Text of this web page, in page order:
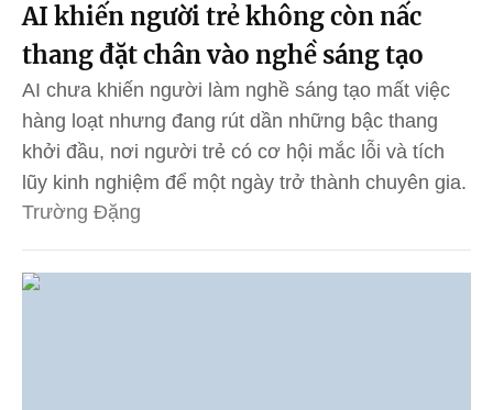
AI khiến người trẻ không còn nấc
thang đặt chân vào nghề sáng tạo
AI chưa khiến người làm nghề sáng tạo mất việc
hàng loạt nhưng đang rút dần những bậc thang
khởi đầu, nơi người trẻ có cơ hội mắc lỗi và tích
lũy kinh nghiệm để một ngày trở thành chuyên gia.
Trường Đặng